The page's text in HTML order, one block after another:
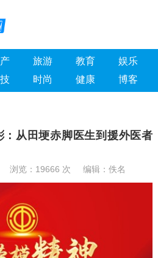
旅游 教育
娱乐
时尚 健康 博客
从田埂赤脚医生到援外医者
浏览： 19666 次 编辑：佚名